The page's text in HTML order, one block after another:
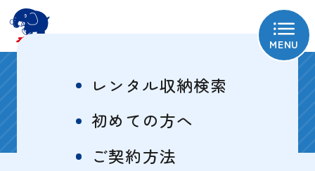
MENU
レンタル収納検索
初めての方へ
ご契約方法
お知らせ
セミナー情報